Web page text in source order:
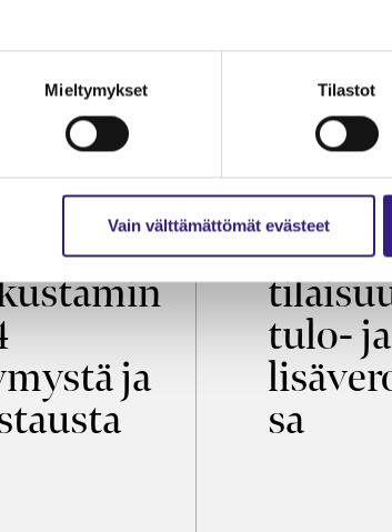
Mieltymykset Tilastot
Vain välttämättömät evästeet
ja
ja
VEROTUS
tulo-
sa